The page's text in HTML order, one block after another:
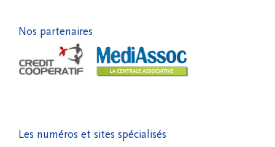
Nos partenaires
Les numéros et sites spécialisés